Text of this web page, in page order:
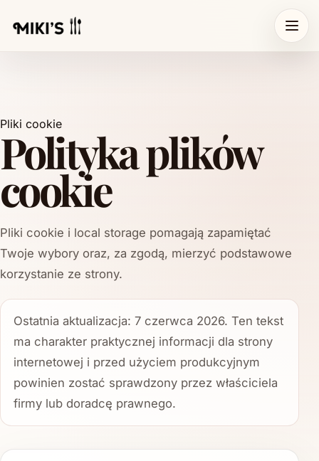
Pliki cookie
Polityka plików
cookie
Pliki cookie i local storage pomagają zapamiętać
Twoje wybory oraz, za zgodą, mierzyć podstawowe
korzystanie ze strony.
Ostatnia aktualizacja: 7 czerwca 2026. Ten tekst
ma charakter praktycznej informacji dla strony
internetowej i przed użyciem produkcyjnym
powinien zostać sprawdzony przez właściciela
firmy lub doradcę prawnego.